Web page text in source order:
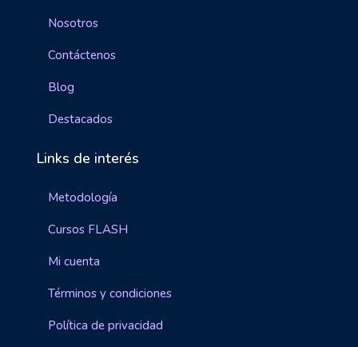
Nosotros
Contáctenos
Blog
Destacados
Links de interés
Metodología
Cursos FLASH
Mi cuenta
Términos y condiciones
Política de privacidad